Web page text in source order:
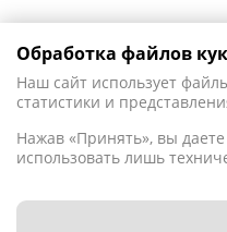
Обработка файлов
Наш сайт использует
статистики и
Нажав «Принять», вы
использовать лишь